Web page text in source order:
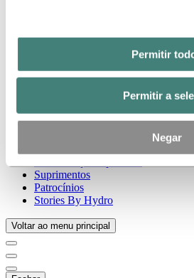
Permitir
Permitir a
Negar
Indústrias que fazem a diferença
Localizações da Hydro no Brasil
Nossos negócios
Suprimentos
Patrocínios
Stories By Hydro
Voltar ao menu principal